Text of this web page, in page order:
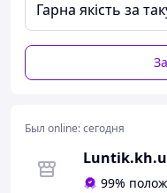
Гарна якість за
Был online:сегодня
99%